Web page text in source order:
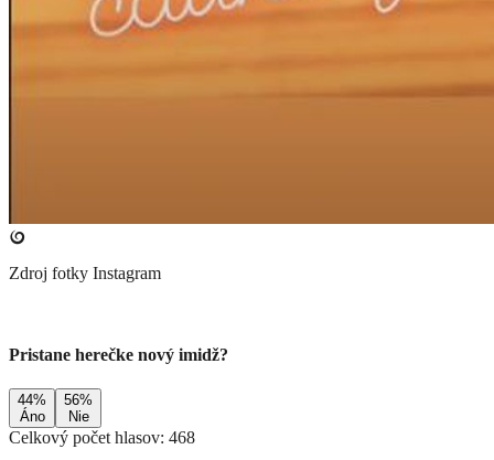
Zdroj fotky Instagram
Pristane herečke nový imidž?
44%
Áno
56%
Nie
Celkový počet hlasov: 468